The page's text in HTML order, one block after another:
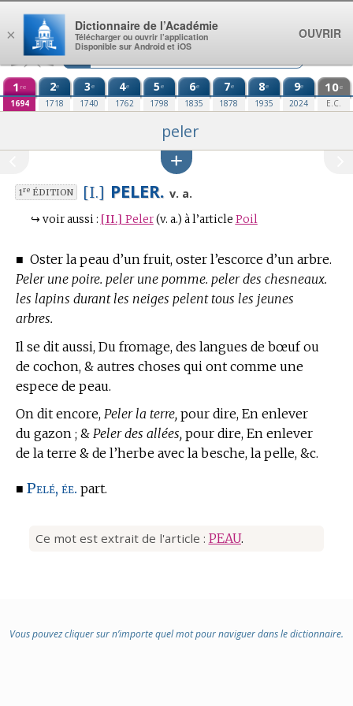
Aller au contenu
1 re
1694
2e
1718
3e
1740
4e
1762
5e
1798
6e
1835
7e
1878
8e
1935
9e
2024
10e
E.C.
peler
1reÉDITION [I.] PELER. v. a.
↪ voir aussi : [II.] Peler (v. a.) à l’article Poil
■ Oster la peau d’un fruit, oster l’escorce d’un arbre.
Peler une poire. peler une pomme. peler des chesneaux.
les lapins durant les neiges pelent tous les jeunes
arbres.
Il se dit aussi, Du fromage, des langues de bœuf ou
de cochon, & autres choses qui ont comme une
espece de peau.
On dit encore, Peler la terre, pour dire, En enlever
du gazon ; & Peler des allées, pour dire, En enlever
de la terre & de l’herbe avec la besche, la pelle, &c.
■ Pelé, ée. part.
Ce mot est extrait de l'article : PEAU.
Vous pouvez cliquer sur n’importe quel mot pour naviguer dans le dictionnaire.
×
Dictionnaire de l’Académie
Télécharger ou ouvrir l’application
Disponible sur Android et iOS
OUVRIR